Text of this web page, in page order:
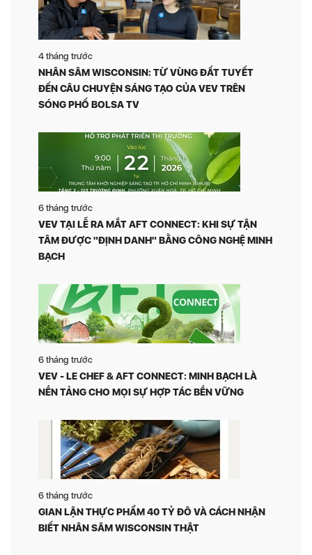
4 tháng trước
NHÂN SÂM WISCONSIN: TỪ VÙNG ĐẤT TUYẾT
ĐẾN CÂU CHUYỆN SÁNG TẠO CỦA VEV TRÊN
SÓNG PHỐ BOLSA TV
6 tháng trước
VEV TẠI LỄ RA MẮT AFT CONNECT: KHI SỰ TẬN
TÂM ĐƯỢC "ĐỊNH DANH" BẰNG CÔNG NGHỆ MINH
BẠCH
6 tháng trước
VEV - LE CHEF & AFT CONNECT: MINH BẠCH LÀ
NỀN TẢNG CHO MỌI SỰ HỢP TÁC BỀN VỮNG
6 tháng trước
GIAN LẬN THỰC PHẨM 40 TỶ ĐÔ VÀ CÁCH NHẬN
BIẾT NHÂN SÂM WISCONSIN THẬT